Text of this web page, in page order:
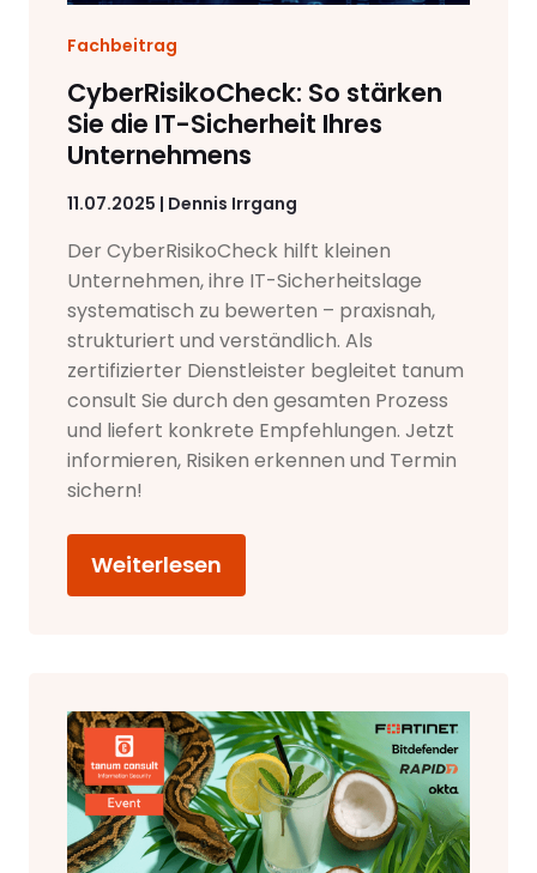
Fachbeitrag
CyberRisikoCheck: So stärken
Sie die IT-Sicherheit Ihres
Unternehmens
11.07.2025 | Dennis Irrgang
Der CyberRisikoCheck hilft kleinen
Unternehmen, ihre IT-Sicherheitslage
systematisch zu bewerten – praxisnah,
strukturiert und verständlich. Als
zertifizierter Dienstleister begleitet tanum
consult Sie durch den gesamten Prozess
und liefert konkrete Empfehlungen. Jetzt
informieren, Risiken erkennen und Termin
sichern!
Weiterlesen